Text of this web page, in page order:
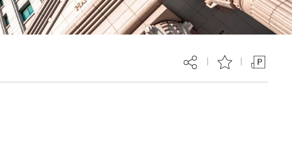
자 추천
기금소식
이달의 기부자
오시는 길